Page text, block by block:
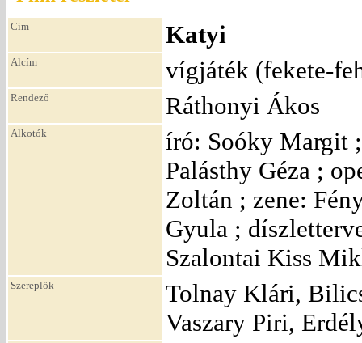
Cím Katyi
Alcím vígjáték (fekete-
Rendező Ráthonyi Ákos
Alkotók
író: Soóky Margit
Palásthy Géza ;
Zoltán ; zene:
Gyula ;
Szalontai Kiss
Szereplők
Tolnay Klári,
Vaszary Piri,